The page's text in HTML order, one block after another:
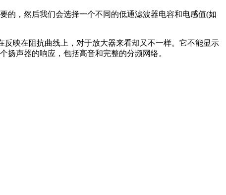
的，然后我们会选择一个不同的低通滤波器电容和电感值(如
映在阻抗曲线上，对于放大器来看却又不一样。它不能显示
扬声器的响应，包括高音和完整的分频网络。